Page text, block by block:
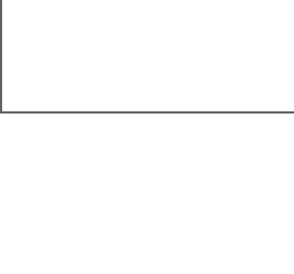
1177 ger dig råd när du vill